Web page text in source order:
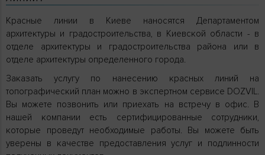
Красные линии в Киеве наносятся Департаментом
архитектуры и градостроительства, в Киевской области - в
отделе архитектуры и градостроительства района или в
отделе архитектуры определенного города.
Заказать услугу по нанесению красных линий на
топографический план можно в экспертном сервисе DOZVIL.
Вы можете позвонить или приехать на встречу в офис. В
нашей компании есть сертифицированные сотрудники,
которые проведут необходимые работы. Вы можете быть
уверены в качестве предоставления услуг и подлинности